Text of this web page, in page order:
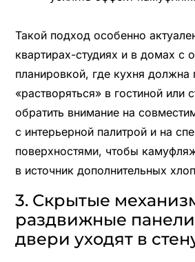
Такой подход особенно
квартирах-студиях и в домах с
планировкой, где кухня должна
«растворяться» в гостиной или
обратить внимание на
с интерьерной палитрой и на
поверхностями, чтобы
в источник дополнительных
3. Скрытые
раздвижные
двери уходят в